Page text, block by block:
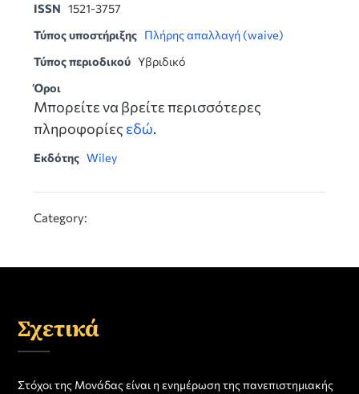
ISSN 1521-3757
Τύπος υποστήριξης Πλήρης απαλλαγή (waive)
Τύπος περιοδικού Υβριδικό
Όροι
Μπορείτε να βρείτε περισσότερες
πληροφορίες εδώ.
Εκδότης Wiley
Category:
Σχετικά
Στόχοι της Μονάδας είναι η ενημέρωση της πανεπιστημιακής